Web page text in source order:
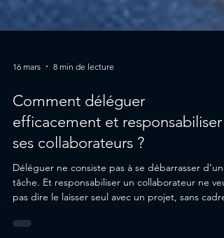
16 mars 8 min de lecture
Comment déléguer
ses collaborateurs ?
Déléguer ne consiste pas à se débarrasser d’une
pas dire le laisser seul avec un projet, sans cadre,